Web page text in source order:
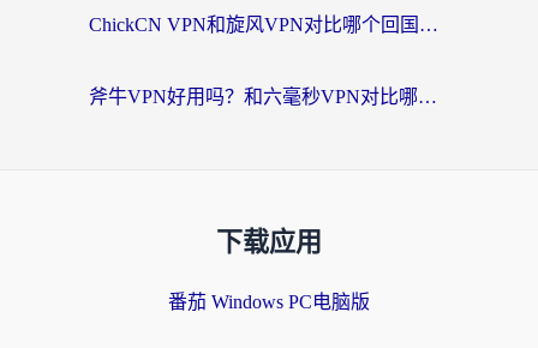
ChickCN VPN和旋风VPN对比哪个回国效果更好？海外党实测回国内网神器指南
斧牛VPN好用吗？和六毫秒VPN对比哪个回国效果更好？海外党亲测实用指南
下载应用
番茄 Windows PC电脑版